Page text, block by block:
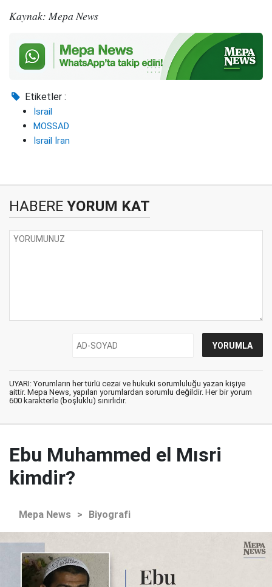
Kaynak: Mepa News
Etiketler :
İsrail
MOSSAD
İsrail İran
HABERE YORUM KAT
UYARI: Yorumların her türlü cezai ve hukuki sorumluluğu yazan kişiye
aittir. Mepa News, yapılan yorumlardan sorumlu değildir. Her bir yorum
600 karakterle (boşluklu) sınırlıdır.
Ebu Muhammed el Mısri
kimdir?
Mepa News > Biyografi